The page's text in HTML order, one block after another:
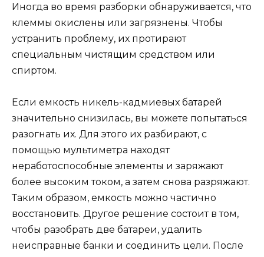
Иногда во время разборки обнаруживается, что
клеммы окислены или загрязнены. Чтобы
устранить проблему, их протирают
специальным чистящим средством или
спиртом.
Если емкость никель-кадмиевых батарей
значительно снизилась, вы можете попытаться
разогнать их. Для этого их разбирают, с
помощью мультиметра находят
неработоспособные элементы и заряжают
более высоким током, а затем снова разряжают.
Таким образом, емкость можно частично
восстановить. Другое решение состоит в том,
чтобы разобрать две батареи, удалить
неисправные банки и соединить цели. После